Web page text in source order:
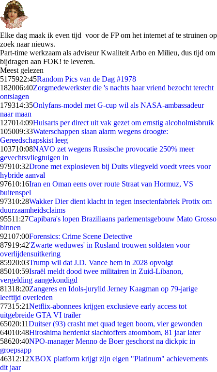
Elke dag maak ik even tijd voor de FP om het internet af te struinen op
zoek naar nieuws.
Part-time werkzaam als adviseur Kwaliteit Arbo en Milieu, dus tijd om
bijdragen aan FOK! te leveren.
Meest gelezen
5175922:45Random Pics van de Dag #1978
182006:40Zorgmedewerkster die 's nachts haar vriend bezocht terecht
ontslagen
179314:35Onlyfans-model met G-cup wil als NASA-ambassadeur
naar maan
127014:09Huisarts per direct uit vak gezet om ernstig alcoholmisbruik
105009:33Waterschappen slaan alarm wegens droogte:
Gereedschapskist leeg
103710:08NAVO zet wegens Russische provocatie 250% meer
gevechtsvliegtuigen in
97910:32Drone met explosieven bij Duits vliegveld voedt vrees voor
hybride aanval
97610:16Iran en Oman eens over route Straat van Hormuz, VS
buitenspel
97310:28Wakker Dier dient klacht in tegen insectenfabriek Protix om
duurzaamheidsclaims
95511:27Capibara's lopen Braziliaans parlementsgebouw Mato Grosso
binnen
92107:00Forensics: Crime Scene Detective
87919:42'Zwarte weduwes' in Rusland trouwen soldaten voor
overlijdensuitkering
85920:03Trump wil dat J.D. Vance hem in 2028 opvolgt
85010:59Israël meldt dood twee militairen in Zuid-Libanon,
vergelding aangekondigd
81318:20Zangeres en Idols-jurylid Jerney Kaagman op 79-jarige
leeftijd overleden
77315:21Netflix-abonnees krijgen exclusieve early access tot
uitgebreide GTA VI trailer
65020:11Duitser (93) crasht met quad tegen boom, vier gewonden
64010:48Hiroshima herdenkt slachtoffers atoombom, 81 jaar later
58620:40NPO-manager Menno de Boer geschorst na dickpic in
groepsapp
46312:12XBOX platform krijgt zijn eigen "Platinum" achievements
dit jaar